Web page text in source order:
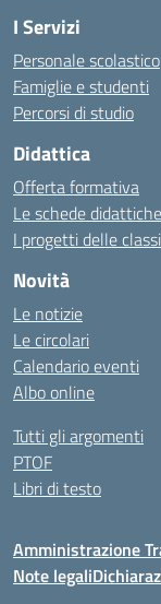
I Servizi
Personale scolastico
Famiglie e studenti
Percorsi di studio
Didattica
Offerta formativa
Le schede didattiche
I progetti delle classi
Novità
Le notizie
Le circolari
Calendario eventi
Albo online
Tutti gli argomenti
PTOF
Libri di testo
Amministrazione
Note legali